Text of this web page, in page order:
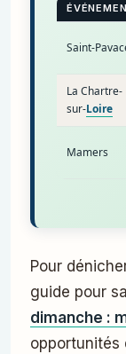
Saint-
La Chartre-
sur-Loire
Mamers
Pour
guide pour
dimanche :
opportunités